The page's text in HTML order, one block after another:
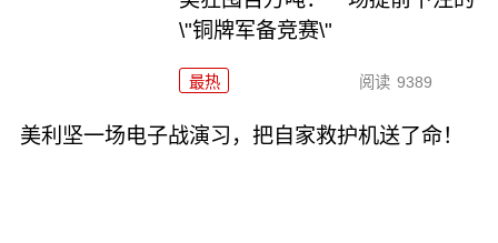
\"铜牌军备竞赛\"
最热 阅读 9389
美利坚一场电子战演习，把自家救护机送了命！